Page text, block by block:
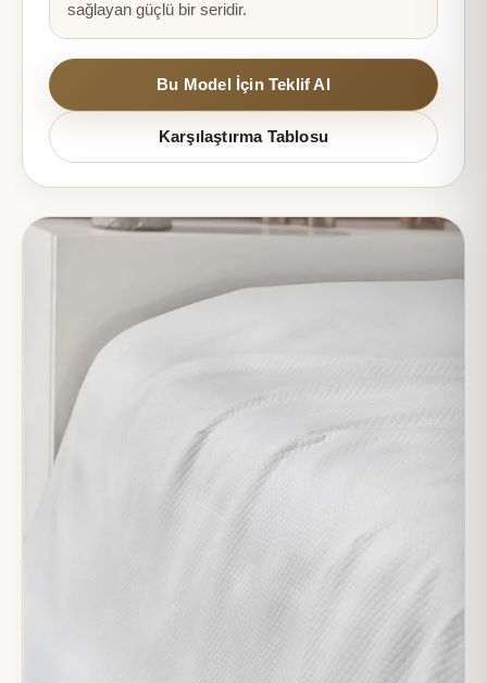
sağlayan güçlü bir seridir.
Bu Model İçin Teklif Al
Karşılaştırma Tablosu